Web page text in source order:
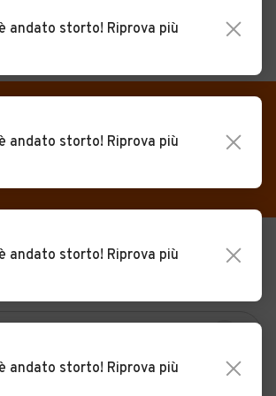
lungo termine
in vendita
NUOVO
andato storto! Riprova più
andato storto! Riprova più
andato storto! Riprova più
andato storto! Riprova più